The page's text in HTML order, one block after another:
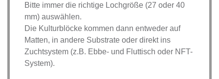
Bitte immer die richtige Lochgröße (27 oder 40
mm) auswählen.
Die Kulturblöcke kommen dann entweder auf
Matten, in andere Substrate oder direkt ins
Zuchtsystem (z.B. Ebbe- und Fluttisch oder NFT-
System).